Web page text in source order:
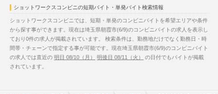
ショットワークスコンビニの短期バイト・単発バイト検索情報
ショットワークスコンビニでは、短期・単発のコンビニバイトを希望エリアや条件
から探す事ができます。現在は埼玉県朝霞市(6/9)のコンビニバイトの求人を表示し
ており0件の求人が掲載されています。 検索条件は、勤務地だけでなく勤務日・時
間帯・チェーンで指定する事が可能です。現在埼玉県朝霞市(6/9)のコンビニバイト
の求人では直近の 明日 08/10（月） 明後日 08/11（火）
の日付でもバイトが掲載
されています。